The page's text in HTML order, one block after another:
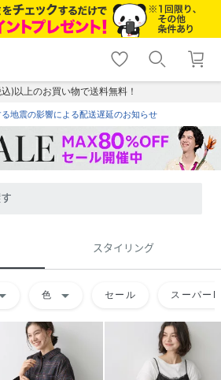
shopping_cart lock_outline
ログイン
)以上のお買い物で送料無料！
地震の影響による配送遅延のお知らせ
スタイリング
色 arrow_drop_down セール スーパー